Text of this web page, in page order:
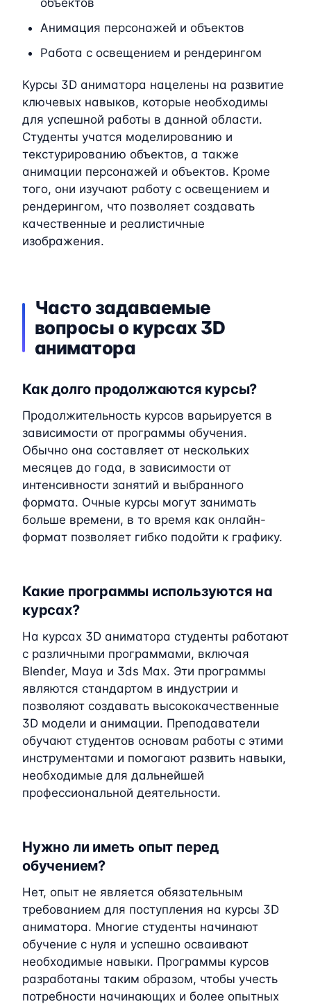
Анимация персонажей и объектов
Работа с освещением и рендерингом
Курсы 3D аниматора нацелены на развитие
ключевых навыков, которые необходимы
для успешной работы в данной области.
Студенты учатся моделированию и
текстурированию объектов, а также
анимации персонажей и объектов. Кроме
того, они изучают работу с освещением и
рендерингом, что позволяет создавать
качественные и реалистичные
изображения.
Часто задаваемые
вопросы о курсах 3D
аниматора
Как долго продолжаются курсы?
Продолжительность курсов варьируется в
зависимости от программы обучения.
Обычно она составляет от нескольких
месяцев до года, в зависимости от
интенсивности занятий и выбранного
формата. Очные курсы могут занимать
больше времени, в то время как онлайн-
формат позволяет гибко подойти к графику.
Какие программы используются на
курсах?
На курсах 3D аниматора студенты работают
с различными программами, включая
Blender, Maya и 3ds Max. Эти программы
являются стандартом в индустрии и
позволяют создавать высококачественные
3D модели и анимации. Преподаватели
обучают студентов основам работы с этими
инструментами и помогают развить навыки,
необходимые для дальнейшей
профессиональной деятельности.
Нужно ли иметь опыт перед
обучением?
Нет, опыт не является обязательным
требованием для поступления на курсы 3D
аниматора. Многие студенты начинают
обучение с нуля и успешно осваивают
необходимые навыки. Программы курсов
разработаны таким образом, чтобы учесть
потребности начинающих и более опытных